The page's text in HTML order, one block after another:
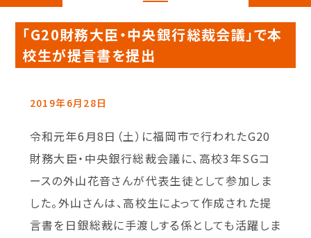
「G20財務大臣・中央銀行総裁会議」で本
校生が提言書を提出
2019年6月28日
令和元年6月8日（土）に福岡市で行われたG20
財務大臣・中央銀行総裁会議に、高校3年SGコ
ースの外山花音さんが代表生徒として参加しま
した。外山さんは、高校生によって作成された提
言書を日銀総裁に手渡しする係としても活躍しま